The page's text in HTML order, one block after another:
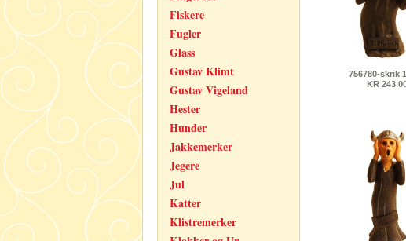
Fiskere
Fugler
Glass
Gustav Klimt
Gustav Vigeland
Hester
Hunder
Jakkemerker
Jegere
Jul
Katter
Klistremerker
756780-skrik
KR